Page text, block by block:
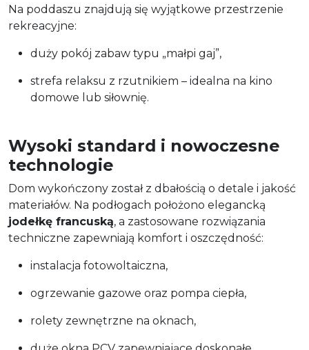
Na poddaszu znajdują się wyjątkowe przestrzenie
rekreacyjne:
duży pokój zabaw typu „małpi gaj”,
strefa relaksu z rzutnikiem – idealna na kino
domowe lub siłownię.
Wysoki standard i nowoczesne
technologie
Dom wykończony został z dbałością o detale i jakość
materiałów. Na podłogach położono elegancką
jodełkę francuską, a zastosowane rozwiązania
techniczne zapewniają komfort i oszczędność:
instalacja fotowoltaiczna,
ogrzewanie gazowe oraz pompa ciepła,
rolety zewnętrzne na oknach,